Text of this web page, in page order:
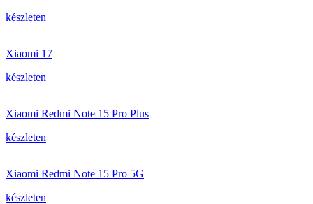
készleten
Xiaomi 17
készleten
Xiaomi Redmi Note 15 Pro Plus
készleten
Xiaomi Redmi Note 15 Pro 5G
készleten